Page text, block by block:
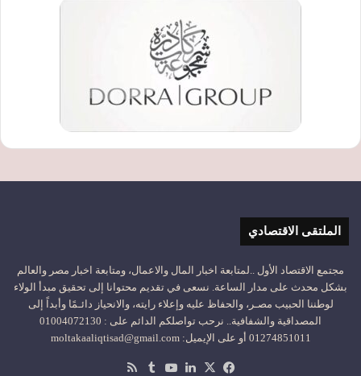
الملتقى الاقتصادي
مجتمع الاقتصاد الأول ..لمتابعة اخبار المال والاعمال، ومتابعة اخبار مصر والعالم
بشكل محدث على مدار الساعة. نسعى في تقديم محتوانا إلى تحقيق مبدأ الولاء
لوطننا الحبيب مصـر، والحفاظ عليه وإعلاء رايته، والانحياز دائـمًا وأبداً إلى
المصداقية والشفافية.. نرحب تواصلكم الدائم على : 01004072130
01274851011 أو على الإيميل: moltakaaliqtisad@gmail.com
فيسبوك
‫X لينكدإن‫YouTube